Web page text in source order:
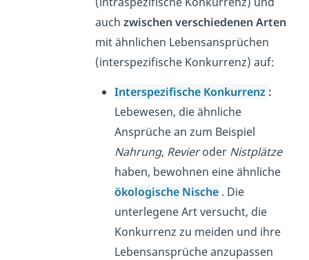
auchzwischen verschiedenen Arten
mit ähnlichen Lebensansprüchen
(interspezifische Konkurrenz) auf:
Interspezifische Konkurrenz :
Lebewesen, die ähnliche
Ansprüche an zum Beispiel
Nahrung, Revieroder Nistplätze
haben, bewohnen eine ähnliche
ökologische Nische . Die
unterlegene Art versucht, die
Konkurrenz zu meiden und ihre
Lebensansprüche anzupassen